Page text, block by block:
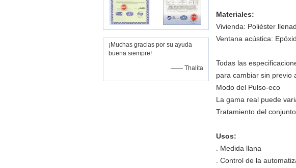
¡Muchas gracias por su ayuda
buena siempre!
—— Thalita
Materiales:
Vivienda: Poliéster
Ventana acústica:
Todas las
para cambiar sin previo
Modo del Pulso-eco
La gama real puede
Tratamiento del
Usos:
Medida llana
Control de la